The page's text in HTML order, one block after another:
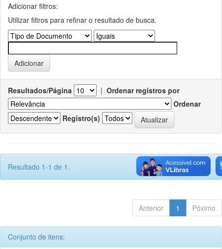
Adicionar filtros:
Utilizar filtros para refinar o resultado de busca.
Resultados/Página | Ordenar registros por
Ordenar
Registro(s)
Resultado 1-1 de 1.
Anterior 1 Póximo
Conjunto de itens: